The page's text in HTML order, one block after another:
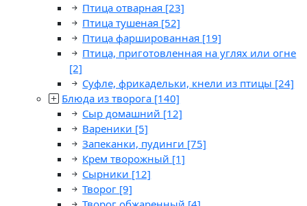
Птица отварная [23]
Птица тушеная [52]
Птица фаршированная [19]
Птица, приготовленная на углях или огне
[2]
Суфле, фрикадельки, кнели из птицы [24]
Блюда из творога [140]
Сыр домашний [12]
Вареники [5]
Запеканки, пудинги [75]
Крем творожный [1]
Сырники [12]
Творог [9]